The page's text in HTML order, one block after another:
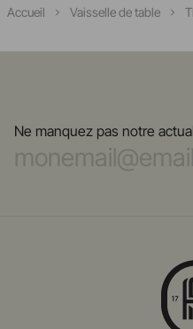
Accueil Vaisselle de table
Ne manquez pas notre